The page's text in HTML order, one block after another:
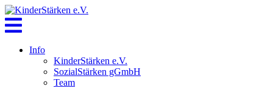
Skip
to
content
Info
KinderStärken e.V.
SozialStärken gGmbH
Team